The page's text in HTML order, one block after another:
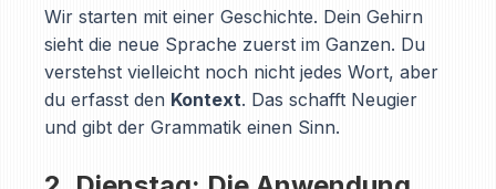
Wir starten mit einer Geschichte. Dein Gehirn
sieht die neue Sprache zuerst im Ganzen. Du
verstehst vielleicht noch nicht jedes Wort, aber
du erfasst den Kontext. Das schafft Neugier
und gibt der Grammatik einen Sinn.